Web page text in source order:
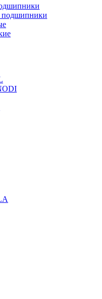
подшипники